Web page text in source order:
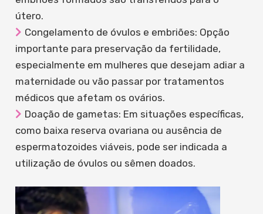
útero.
Congelamento de óvulos e embriões: Opção
importante para preservação da fertilidade,
especialmente em mulheres que desejam adiar a
maternidade ou vão passar por tratamentos
médicos que afetam os ovários.
Doação de gametas: Em situações específicas,
como baixa reserva ovariana ou ausência de
espermatozoides viáveis, pode ser indicada a
utilização de óvulos ou sêmen doados.